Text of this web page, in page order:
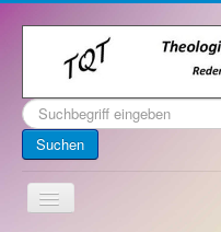
Suchen
...
Suchen
Toggle
Navigation